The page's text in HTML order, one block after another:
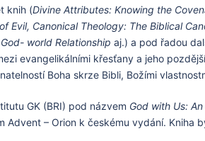
knih (Divine Attributes: Knowing the
Canonical Theology: The Biblical
world Relationship aj.) a pod řadou
evangelikálními křesťany a jeho
Boha skrze Bibli, Božími
GK (BRI) pod názvem God with Us:
– Orion k českému vydání. Kniha